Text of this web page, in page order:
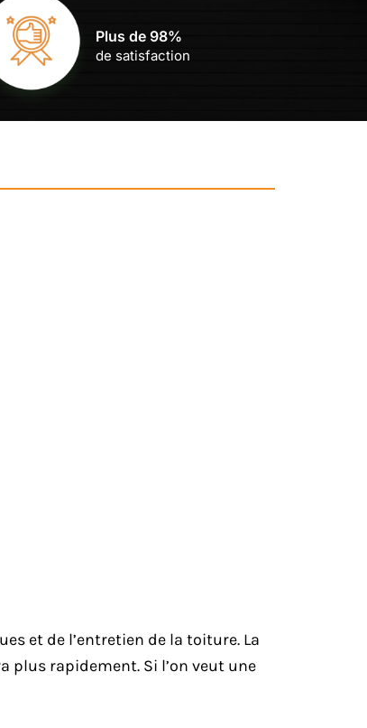
Plus de 98%
de satisfaction
et de l’entretien de la toiture. La
plus rapidement. Si l’on veut une